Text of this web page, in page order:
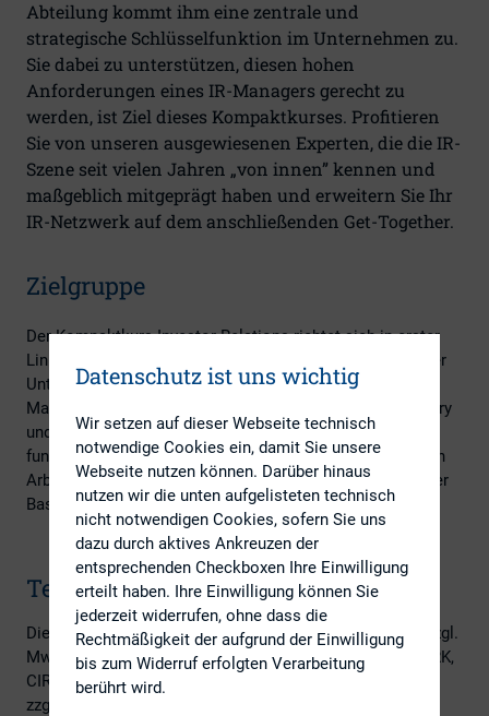
Abteilung kommt ihm eine zentrale und
strategische Schlüsselfunktion im Unternehmen zu.
Sie dabei zu unterstützen, diesen hohen
Anforderungen eines IR-Managers gerecht zu
werden, ist Ziel dieses Kompaktkurses. Profitieren
Sie von unseren ausgewiesenen Experten, die die IR-
Szene seit vielen Jahren „von innen” kennen und
maßgeblich mitgeprägt haben und erweitern Sie Ihr
IR-Netzwerk auf dem anschließenden Get-Together.
Zielgruppe
Der Kompaktkurs Investor Relations richtet sich in erster
Linie an IR-Manager aktien- und/oder anleiheemittierender
Unternehmen, aber auch an IR-Berater, zukünftige IR-
Manager, Mitarbeiter aus den Bereichen Finanzen, Treasury
und Unternehmenskommunikation sowie an alle, die
fundiertes Wissen über Investor Relations in der täglichen
Arbeit benötigen oder grundlegende Kenntnisse auf breiter
Basis erwerben wollen.
Teilnahmegebühr
Die Kosten des gesamten Kurses betragen EUR 1.900,- zzgl.
MwSt. Für Mitarbeiter von Mitgliedsunternehmen des DIRK,
CIRA oder Swiss IR Club betragen die Kosten EUR 1.400,-
zzgl. MwSt. In diesem Preis sind umfangreiche
Datenschutz ist uns wichtig
Wir setzen auf dieser Webseite technisch
notwendige Cookies ein, damit Sie unsere
Webseite nutzen können. Darüber hinaus
nutzen wir die unten aufgelisteten technisch
nicht notwendigen Cookies, sofern Sie uns
dazu durch aktives Ankreuzen der
entsprechenden Checkboxen Ihre Einwilligung
erteilt haben. Ihre Einwilligung können Sie
jederzeit widerrufen, ohne dass die
Rechtmäßigkeit der aufgrund der Einwilligung
bis zum Widerruf erfolgten Verarbeitung
berührt wird.